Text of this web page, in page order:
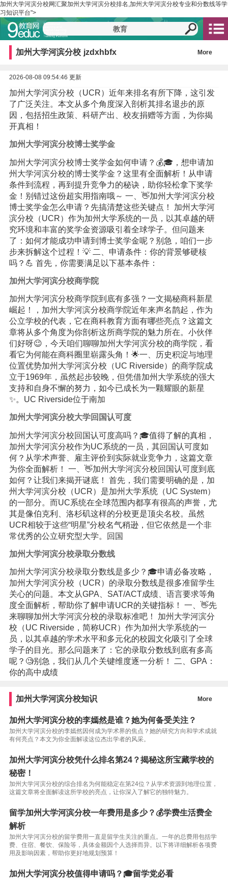
加州大学河滨分校网汇聚加州大学河滨分校排名,加州大学河滨分校专业和分数线等学
习知识平台">
加州大学河滨分校 jzdxhbfx More
2026-08-08 09:54:46 更新
加州大学河滨分校（UCR）近年来排名有所下降，这引发
了广泛关注。本文从多个角度深入剖析其排名退步的原
因，包括招生政策、科研产出、校友捐赠等方面，为你揭
开真相！
加州大学河滨分校博士奖学金
加州大学河滨分校博士奖学金如何申请？💰🎓，想申请加
州大学河滨分校的博士奖学金？这里有全面解析！从申请
条件到流程，再到提升竞争力的秘诀，助你轻松拿下奖学
金！别错过这份超实用指南哦～ 一、👋加州大学河滨分校
博士奖学金怎么申请？先搞清楚这些关键点！ 加州大学河
滨分校（UCR）作为加州大学系统的一员，以其卓越的研
究环境和丰富的奖学金资源吸引着全球学子。但问题来
了：如何才能成功申请到博士奖学金呢？别急，咱们一步
步来拆解这个过程！💡 二、申请条件：你的背景够硬核
吗？💪 首先，你需要满足以下基本条件：
加州大学河滨分校商学院
加州大学河滨分校商学院到底有多强？一文揭秘商科新星
崛起！，加州大学河滨分校商学院近年来声名鹊起，作为
公立学校的代表，它在商科教育方面有哪些亮点？这篇文
章将从多个角度为你剖析这所商学院的魅力所在。小伙伴
们好呀😉，今天咱们聊聊加州大学河滨分校的商学院，看
看它为何能在商科圈里崭露头角！🌟一、历史积淀与地理
位置优势加州大学河滨分校（UC Riverside）的商学院成
立于1969年，虽然起步较晚，但凭借加州大学系统的强大
支持和自身不懈的努力，如今已成长为一颗耀眼的新星
✨。UC Riverside位于南加
加州大学河滨分校大学回国认可度
加州大学河滨分校回国认可度高吗？🎓值得了解的真相，
加州大学河滨分校作为UC系统的一员，其回国认可度如
何？从学术声誉、雇主评价到实际就业竞争力，这篇文章
为你全面解析！ 一、👋加州大学河滨分校回国认可度到底
如何？让我们来揭开谜底！ 首先，我们需要明确的是，加
州大学河滨分校（UCR）是加州大学系统（UC System）
的一部分。而UC系统在全球范围内都享有很高的声誉，尤
其是像伯克利、洛杉矶这样的分校更是顶尖名校。虽然
UCR相较于这些“明星”分校名气稍逊，但它依然是一个非
常优秀的公立研究型大学。回国
加州大学河滨分校录取分数线
加州大学河滨分校录取分数线是多少？🎓申请必备攻略，
加州大学河滨分校（UCR）的录取分数线是很多准留学生
关心的问题。本文从GPA、SAT/ACT成绩、语言要求等角
度全面解析，帮助你了解申请UCR的关键指标！ 一、👋先
来聊聊加州大学河滨分校的录取标准吧！ 加州大学河滨分
校（UC Riverside，简称UCR）作为加州大学系统的一
员，以其卓越的学术水平和多元化的校园文化吸引了全球
学子的目光。那么问题来了：它的录取分数线到底有多高
呢？🧐别急，我们从几个关键维度逐一分析！ 二、GPA：
你的高中成绩
加州大学河滨分校知识 More
加州大学河滨分校的李嫣然是谁？她为何备受关注？
加州大学河滨分校的李嫣然因何成为学术界的焦点？她的研究方向和学术成就
有何亮点？本文为你全面解读这位杰出学者的风采。
加州大学河滨分校凭什么排名第24？揭秘这所宝藏学校的
秘密！
加州大学河滨分校的综合排名为何能稳定在第24位？从学术资源到地理位置，
这篇文章将全面解读这所学校的亮点，让你深入了解它的独特魅力。
留学加州大学河滨分校一年费用是多少？💰学费生活费全
解析
加州大学河滨分校的留学费用一直是留学生关注的重点。一年的总费用包括学
费、住宿、餐饮、保险等，具体金额因个人选择而异。以下将详细解析各项费
用及影响因素，帮助你更好地规划预算！
加州大学河滨分校值得申请吗？🎓留学党必看